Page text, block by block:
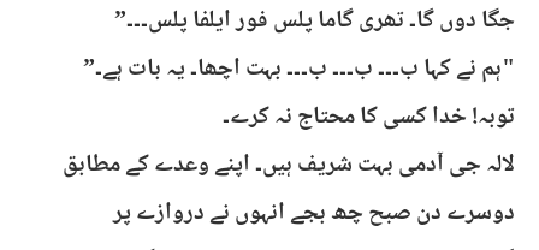
جگا دوں گا۔ تھری گاما پلس فور ایلفا پلس۔۔۔”
"ہم نے کہا ب۔۔۔ ب۔۔۔ ب۔۔۔ بہت اچھا۔ یہ بات ہے۔”
توبہ! خدا کسی کا محتاج نہ کرے۔
لالہ جی آدمی بہت شریف ہیں۔ اپنے وعدے کے مطابق
دوسرے دن صبح چھ بجے انہوں نے دروازے پر